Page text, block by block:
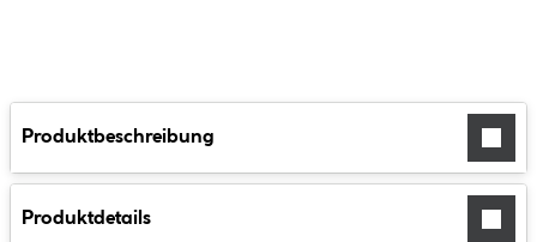
Produktbeschreibung
Produktdetails